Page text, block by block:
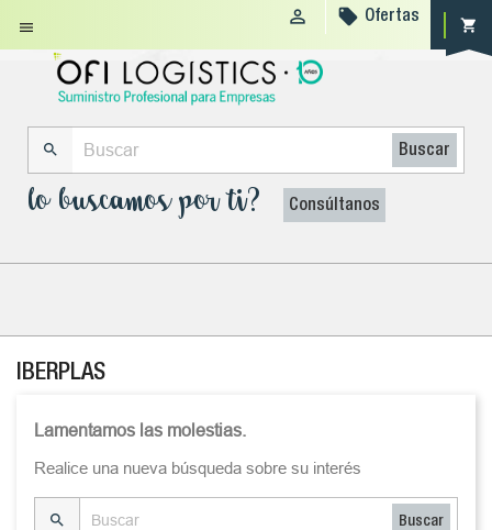
 shopping_cart
  Ofertas
 Buscar
lo buscamos por ti? Consúltanos
IBERPLAS
Lamentamos las molestias.
Realice una nueva búsqueda sobre su interés
 Buscar